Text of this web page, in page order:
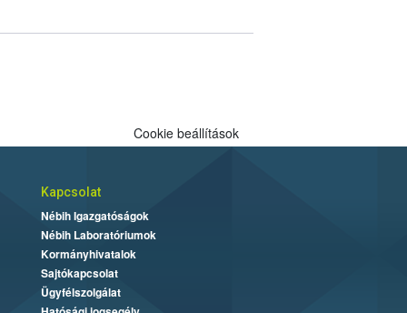
Cookie beállítások
Kapcsolat
Nébih Igazgatóságok
Nébih Laboratóriumok
Kormányhivatalok
Sajtókapcsolat
Ügyfélszolgálat